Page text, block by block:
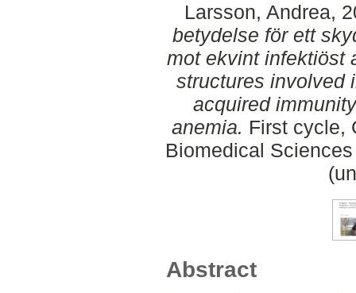
Larsson, Andrea,
betydelse för ett
mot ekvint infektiöst
structures involved
acquired
anemia. First cycle,
Biomedical
Abstract